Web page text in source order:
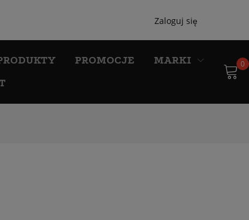
Zaloguj się
PROMOCJE
MARKI
0